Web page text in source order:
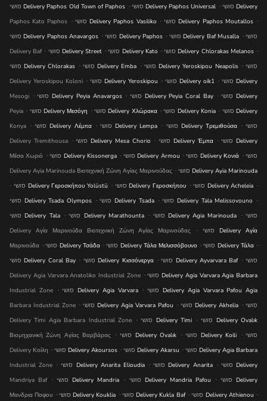
סושי Delivery Paphos Old Town of Paphos . סושי Delivery Paphos Universal . סושי Delivery
Paphos Kato Paphos . סושי Delivery Paphos Vasiliko . סושי Delivery Paphos Moutallos .
סושי Delivery Paphos Anavargos . סושי Delivery Paphos . סושי Delivery Baf Musalla . סושי
Delivery Baf . סושי Delivery Street . סושי Delivery Kato . סושי Delivery Chlorakas Melanos .
סושי Delivery Chlorakas . סושי Delivery Emba . סושי Delivery Yeroskipou Neapolis . סושי
Delivery Yeroskipou Koloni . סושי Delivery Yeroskipou . סושי Delivery oik1 . סושי Delivery
Mesogi . סושי Delivery Peyia Anavargos . סושי Delivery Peyia Coral Bay . סושי Delivery
Peyia . סושי Delivery Μεσόγη . סושי Delivery Χλώρακα . סושי Delivery Konia . סושי Delivery
Konya . סושי Delivery Λέμπα . סושי Delivery Lempa . סושי Delivery Τρεμιθούσα . סושי
Delivery Tremithousa . סושי Delivery Mesa Chorio . סושי Delivery Έμπα . סושי Delivery
Μέσα Χωριό . סושי Delivery Kissonerga . סושי Delivery Armou . סושי Delivery Κονιά . סושי
Delivery Ayia Marinouda Βιοτεχνική Ζώνη Αγίας Μαρινούδας .
סושי Delivery Ayia Marinouda
.
סושי Delivery Γεροσκήπου Yolüstü . סושי Delivery Γεροσκήπου . סושי Delivery Acheleia .
סושי Delivery Tsada Olympos . סושי Delivery Tsada . סושי Delivery Tala Melissovouno .
סושי Delivery Tala . סושי Delivery Marathounta . סושי Delivery Agia Marinouda . סושי
Delivery Αγία Μαρινούδα Βιοτεχνική Ζώνη Αγίας Μαρινούδας
.
סושי Delivery Αγία
Μαρινούδα . סושי Delivery Τσάδα . סושי Delivery Τάλα Μελισσόβουνο . סושי Delivery Τάλα .
סושי Delivery Coral Bay . סושי Delivery Κισσόνεργα . סושי Delivery Ayvarvara Baf . סושי
Delivery Agia Varvara Anatoliko Industrial Zone . סושי Delivery Agia Varvara Agia Barbara
Industrial Zone . סושי Delivery Agia Varvara . סושי Delivery Agia Varvara Pafou Agia
Barbara Industrial Zone . סושי Delivery Agia Varvara Pafou . סושי Delivery Akhelia . סושי
Delivery Timi Agia Barbara Industrial Zone . סושי Delivery Timi . סושי Delivery Ovalık
Βιομηχανική Ζώνη Αγίας Βαρβάρας . סושי Delivery Ovalık . סושי Delivery Koili . סושי
Delivery Κοίλη . סושי Delivery Akoursos . סושי Delivery Akarsu . סושי Delivery Agia Barbara
Industrial Zone . סושי Delivery Anarita Elioudia . סושי Delivery Anarita . סושי Delivery
Mandri̇ya Baf . סושי Delivery Mandria . סושי Delivery Mandria Pafou . סושי Delivery
Μανδρια Παφου . סושי Delivery Kouklia . סושי Delivery Kukla Baf . סושי Delivery Athienou .